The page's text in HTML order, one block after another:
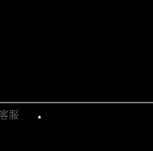
客服